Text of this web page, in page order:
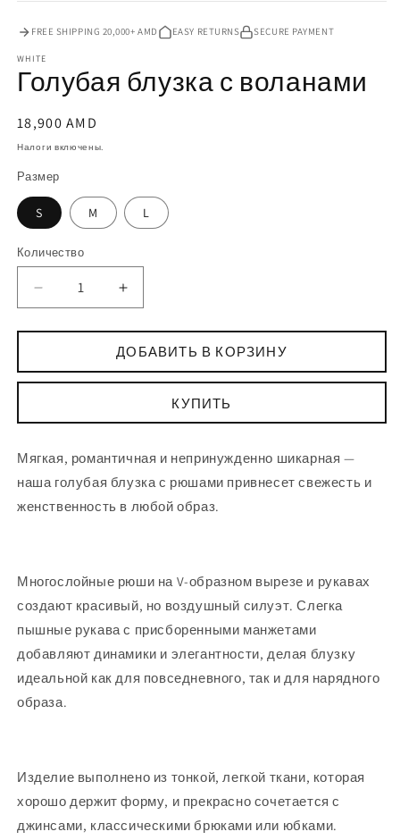
FREE SHIPPING 20,000+ AMD EASY RETURNS SECURE PAYMENT
WHITE
Голубая блузка с воланами
Обычная
цена
18,900 AMD
Налоги включены.
Размер
S M L
Количество
Количество
Уменьшить
количество
Голубая
с
воланами
Увеличить
количество
Голубая
блузка
с
воланами
ДОБАВИТЬ В КОРЗИНУ
КУПИТЬ
Мягкая, романтичная и непринужденно шикарная —
наша голубая блузка с рюшами привнесет свежесть и
женственность в любой образ.
Многослойные рюши на V-образном вырезе и рукавах
создают красивый, но воздушный силуэт. Слегка
пышные рукава с присборенными манжетами
добавляют динамики и элегантности, делая блузку
идеальной как для повседневного, так и для нарядного
образа.
Изделие выполнено из тонкой, легкой ткани, которая
хорошо держит форму, и прекрасно сочетается с
джинсами, классическими брюками или юбками.